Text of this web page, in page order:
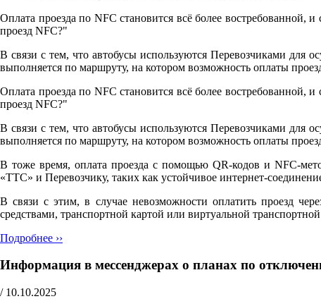
Оплата проезда по NFC становится всё более востребованной,
проезд NFC?"
В связи с тем, что автобусы используются Перевозчиками для
выполняется по маршруту, на котором возможность оплаты
Оплата проезда по NFC становится всё более востребованной,
проезд NFC?"
В связи с тем, что автобусы используются Перевозчиками для
выполняется по маршруту, на котором возможность оплаты
В тоже время, оплата проезда с помощью QR-кодов и NFC-
«ТТС» и Перевозчику, таких как устойчивое интернет-
В связи с этим, в случае невозможности оплатить проезд
средствами, транспортной картой или виртуальной
Подробнее ››
Информация в мессенджерах о планах по
/ 10.10.2025